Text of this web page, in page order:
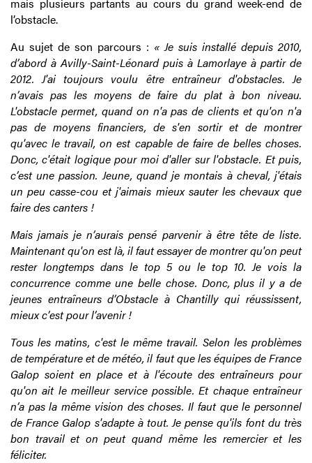
l’obstacle.
Au sujet de son parcours : « Je suis installé depuis 2010,
d’abord à Avilly-Saint-Léonard puis à Lamorlaye à partir de
2012. J'ai toujours voulu être entraîneur d'obstacles. Je
n’avais pas les moyens de faire du plat à bon niveau.
L'obstacle permet, quand on n'a pas de clients et qu'on n'a
pas de moyens financiers, de s'en sortir et de montrer
qu'avec le travail, on est capable de faire de belles choses.
Donc, c'était logique pour moi d'aller sur l'obstacle. Et puis,
c’est une passion. Jeune, quand je montais à cheval, j'étais
un peu casse-cou et j'aimais mieux sauter les chevaux que
faire des canters !
Mais jamais je n’aurais pensé parvenir à être tête de liste.
Maintenant qu'on est là, il faut essayer de montrer qu'on peut
rester longtemps dans le top 5 ou le top 10. Je vois la
concurrence comme une belle chose. Donc, plus il y a de
jeunes entraîneurs d’Obstacle à Chantilly qui réussissent,
mieux c’est pour l’avenir !
Tous les matins, c'est le même travail. Selon les problèmes
de température et de météo, il faut que les équipes de France
Galop soient en place et à l'écoute des entraîneurs pour
qu'on ait le meilleur service possible. Et chaque entraîneur
n’a pas la même vision des choses. Il faut que le personnel
de France Galop s'adapte à tout. Je pense qu'ils font du très
bon travail et on peut quand même les remercier et les
féliciter.